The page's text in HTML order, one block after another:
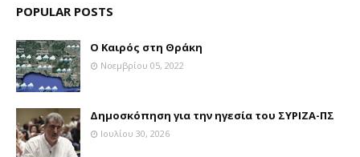
POPULAR POSTS
Ο Καιρός στη Θράκη
Νοεμβρίου 05, 2022
Δημοσκόπηση για την ηγεσία του ΣΥΡΙΖΑ-ΠΣ
Ιουλίου 30, 2026